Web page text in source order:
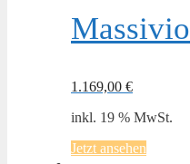
Massivio
1.169,00 €
inkl. 19 % MwSt.
Jetzt ansehen